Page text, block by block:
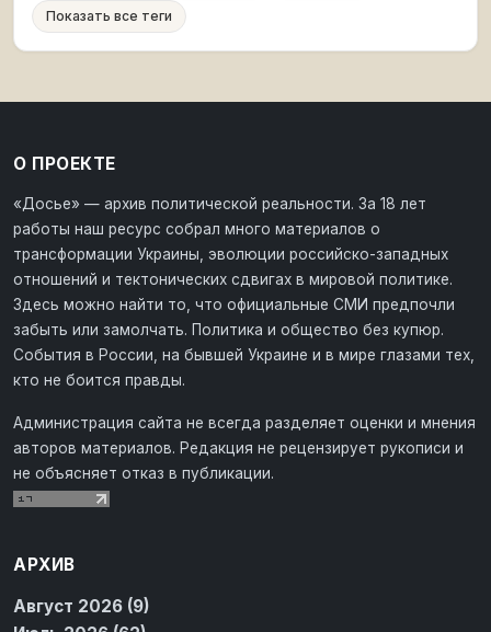
Показать все теги
О ПРОЕКТЕ
«Досье» — архив политической реальности. За 18 лет
работы наш ресурс собрал много материалов о
трансформации Украины, эволюции российско-западных
отношений и тектонических сдвигах в мировой политике.
Здесь можно найти то, что официальные СМИ предпочли
забыть или замолчать. Политика и общество без купюр.
События в России, на бывшей Украине и в мире глазами тех,
кто не боится правды.
Администрация сайта не всегда разделяет оценки и мнения
авторов материалов. Редакция не рецензирует рукописи и
не объясняет отказ в публикации.
АРХИВ
Август 2026 (9)